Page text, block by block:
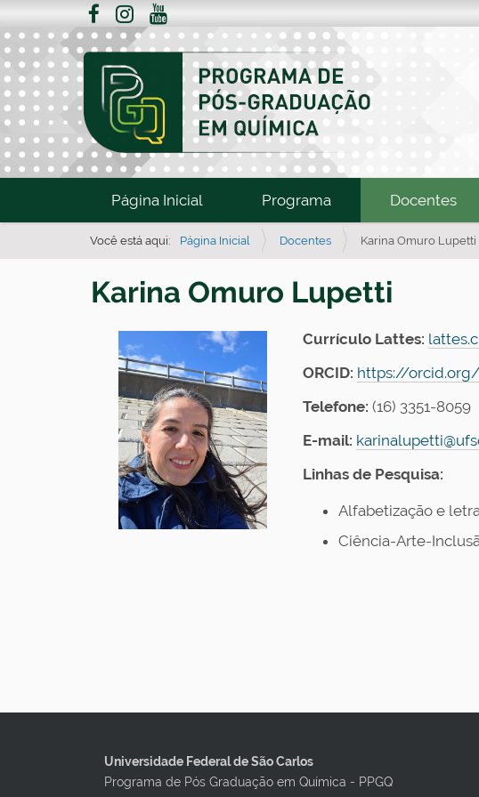
Página Inicial Programa Docentes
Você está aqui: Página Inicial Docentes Karina Omuro Lupetti
Karina Omuro Lupetti
Currículo Lattes:
ORCID: https://
Telefone: (16) 3351-8059
E-mail:
Linhas de Pesquisa:
Alfabetização e
Ciência-Arte-
Universidade Federal de São Carlos
Programa de Pós Graduação em Química - PPGQ